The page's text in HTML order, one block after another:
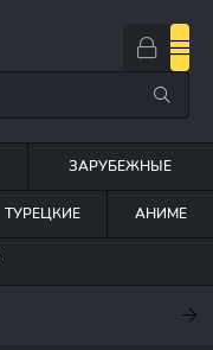
ЗАРУБЕЖНЫЕ
ТУРЕЦКИЕ АНИМЕ